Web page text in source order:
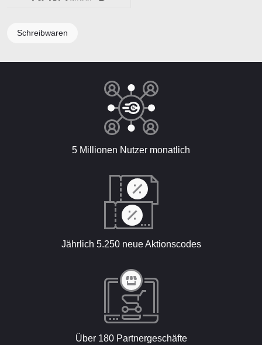
Schreibwaren
5 Millionen Nutzer monatlich
Jährlich 5.250 neue Aktionscodes
Über 180 Partnergeschäfte